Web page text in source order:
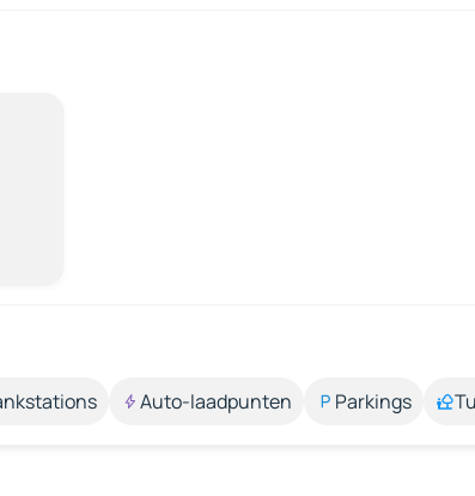
Auto-laadpunten Parkings